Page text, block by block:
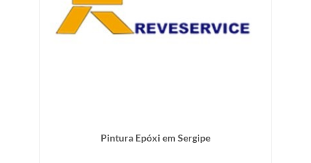
Pintura Epóxi em Sergipe